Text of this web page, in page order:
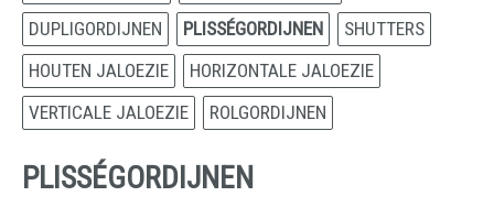
DUPLIGORDIJNEN
PLISSÉGORDIJNEN
SHUTTERS
HOUTEN JALOEZIE
HORIZONTALE JALOEZIE
VERTICALE JALOEZIE
ROLGORDIJNEN
PLISSÉGORDIJNEN